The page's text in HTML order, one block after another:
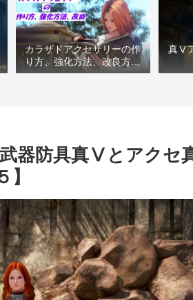
カラザドアクセサリーの作
り方、強化方法、改良方法
などまとめ【黒い砂漠冒険
真Ⅴ
器防具真Ⅴとアクセ